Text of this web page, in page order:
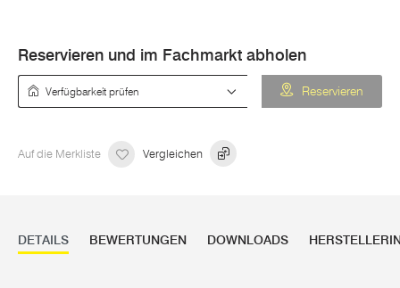
Reservieren und im Fachmarkt abholen
Reservieren
Auf die Merkliste Vergleichen
DETAILS BEWERTUNGEN DOWNLOADS